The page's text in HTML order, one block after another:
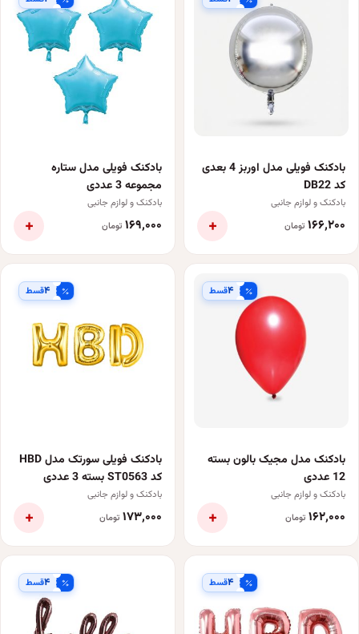
بادکنک فویلی مدل اوربز 4 بعدی
کد DB22
بادکنک و لوازم جانبی
۱۶۶٬۲۰۰ تومان +
بادکنک فویلی مدل ستاره
مجموعه 3 عددی
بادکنک و لوازم جانبی
۱۶۹٬۰۰۰ تومان +
۴قسط
بادکنک مدل مجیک بالون بسته
12 عددی
بادکنک و لوازم جانبی
۱۶۲٬۰۰۰ تومان +
۴قسط
بادکنک فویلی سورتک مدل HBD
کد ST0563 بسته 3 عددی
بادکنک و لوازم جانبی
۱۷۳٬۰۰۰ تومان +
۴قسط ۴قسط